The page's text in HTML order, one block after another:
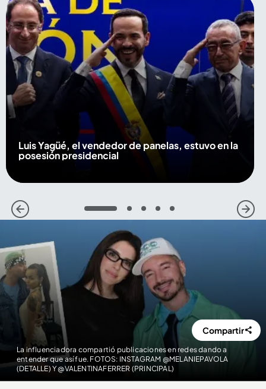
Luis Yagüé, el vendedor de panelas, estuvo en la
posesión presidencial
1 2 3 4 5
La influenciadora compartió publicaciones en redes dando a
entender que así fue. FOTOS: INSTAGRAM @MELANIEPAVOLA
(DETALLE) Y @VALENTINAFERRER (PRINCIPAL)
Compartir